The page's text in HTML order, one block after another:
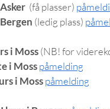
(få plasser)
(ledig plass)
i Moss (NB! for
i Mosspåmelding
i Mosspåmelding